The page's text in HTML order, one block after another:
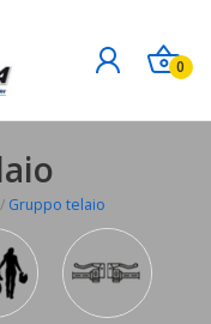
0
Gruppo telaio